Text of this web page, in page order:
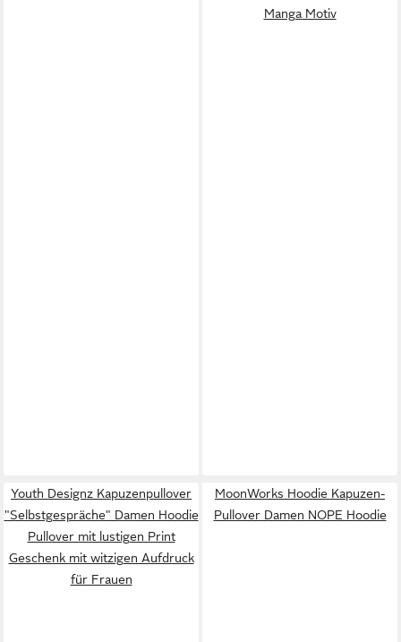
Manga Motiv
Youth Designz Kapuzenpullover
"Selbstgespräche" Damen Hoodie
Pullover mit lustigen Print
Geschenk mit witzigen Aufdruck
für Frauen
MoonWorks Hoodie Kapuzen-
Pullover Damen NOPE Hoodie